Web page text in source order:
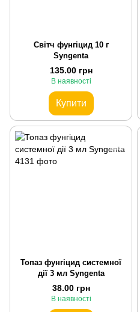
Світч фунгіцид 10 г
Syngenta
135.00 грн
В наявності
Купити
Топаз фунгіцид системної
дії 3 мл Syngenta
38.00 грн
В наявності